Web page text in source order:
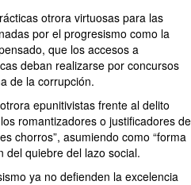
otrora virtuosas para las
por el progresismo como la
que los accesos a
deban realizarse por concursos
de la corrupción.
epunitivistas frente al delito
romantizadores o justificadores de
chorros”, asumiendo como “forma
del quiebre del lazo social.
ya no defienden la excelencia